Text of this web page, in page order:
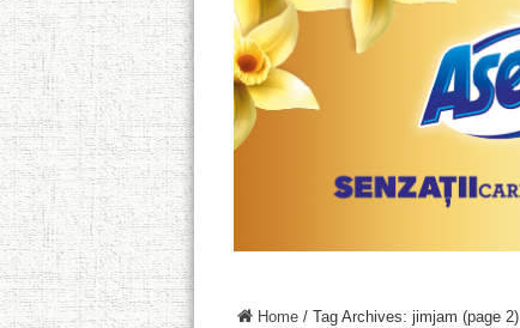
Home/ Tag Archives: jimjam (page 2)